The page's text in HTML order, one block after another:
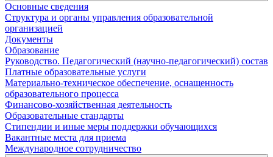
Основные сведения
Структура и органы управления образовательной
организацией
Документы
Образование
Руководство. Педагогический (научно-педагогический) состав
Платные образовательные услуги
Материально-техническое обеспечение, оснащенность
образовательного процесса
Финансово-хозяйственная деятельность
Образовательные стандарты
Стипендии и иные меры поддержки обучающихся
Вакантные места для приема
Международное сотрудничество